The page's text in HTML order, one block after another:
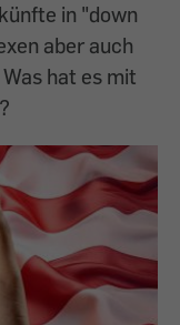
in "down
aber auch
hat es mit